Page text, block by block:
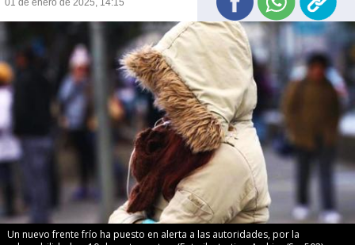
01 de enero de 2025, 14:15
Un nuevo frente frío ha puesto en alerta a las autoridades, por la